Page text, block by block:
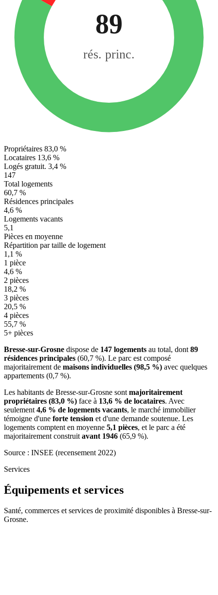
89
rés. princ.
Propriétaires 83,0 %
Locataires 13,6 %
Logés gratuit. 3,4 %
147
Total logements
60,7 %
Résidences principales
4,6 %
Logements vacants
5,1
Pièces en moyenne
Répartition par taille de logement
1,1 %
1 pièce
4,6 %
2 pièces
18,2 %
3 pièces
20,5 %
4 pièces
55,7 %
5+ pièces
Bresse-sur-Grosne dispose de 147 logements au total, dont89
résidences principales (60,7 %). Le parc est composé
majoritairement de maisons individuelles (98,5 %) avec quelques
appartements (0,7 %).
Les habitants de Bresse-sur-Grosne sontmajoritairement
propriétaires (83,0 %) face à 13,6 % de locataires. Avec
seulement4,6 % de logements vacants, le marché immobilier
témoigne d'une forte tension et d'une demande soutenue. Les
logements comptent en moyenne 5,1 pièces, et le parc a été
majoritairement construitavant 1946 (65,9 %).
Source : INSEE (recensement 2022)
Services
Équipements et services
Santé, commerces et services de proximité disponibles à Bresse-sur-
Grosne.